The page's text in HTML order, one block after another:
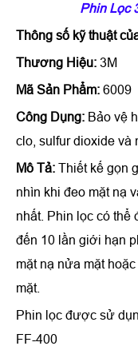
Phin Lọc
Thông số kỹ thuật
Thương Hiệu: 3M
Mã Sản Phẩm: 6009
Công Dụng: Bảo vệ
clo, sulfur dioxide và
Mô Tả: Thiết kế gọn
nhìn khi đeo mặt nạ
nhất. Phin lọc có
đến 10 lần giới hạn
mặt nạ nửa mặt
mặt.
Phin lọc được sử
FF-400